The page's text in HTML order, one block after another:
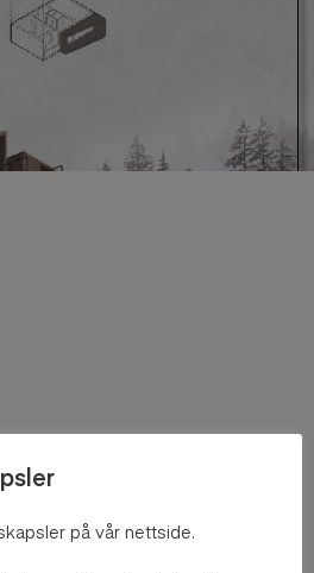
på vår nettside.